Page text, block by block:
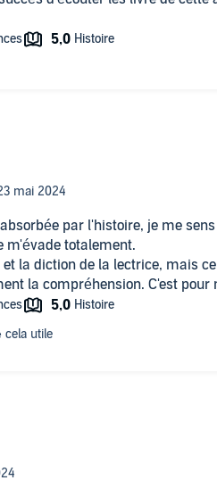
par l'histoire, je me
m'évade totalement.
et la diction de la lectrice, mais
la compréhension. C'est pour